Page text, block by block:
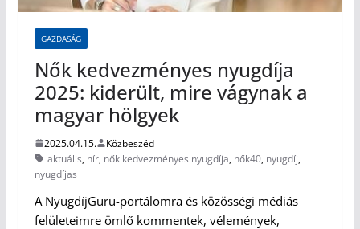
GAZDASÁG
Nők kedvezményes nyugdíja
2025: kiderült, mire vágynak a
magyar hölgyek
2025.04.15.
Közbeszéd
aktuális, hír, nők kedvezményes nyugdíja, nők40, nyugdíj,
nyugdíjas
A NyugdíjGuru-portálomra és közösségi médiás
felületeimre ömlő kommentek, vélemények,